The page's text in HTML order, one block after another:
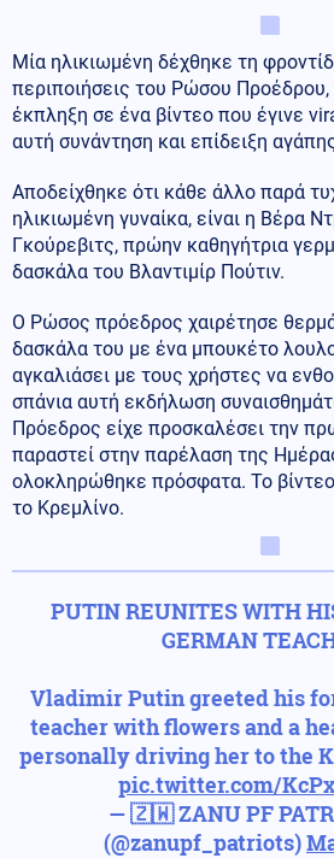
Μία ηλικιωμένη δέχθηκε τη
περιποιήσεις του Ρώσου
έκπληξη σε ένα βίντεο που έγινε
αυτή συνάντηση και επίδειξη
Αποδείχθηκε ότι κάθε άλλο παρά
ηλικιωμένη γυναίκα, είναι η Βέρα
Γκούρεβιτς, πρώην καθηγήτρια
δασκάλα του Βλαντιμίρ Πούτιν.
Ο Ρώσος πρόεδρος χαιρέτησε
δασκάλα του με ένα μπουκέτο
αγκαλιάσει με τους χρήστες να
σπάνια αυτή εκδήλωση
Πρόεδρος είχε προσκαλέσει την
παραστεί στην παρέλαση της
ολοκληρώθηκε πρόσφατα. Το
το Κρεμλίνο.
PUTIN REUNITES WITH
GERMAN
Vladimir Putin greeted his
teacher with flowers and a
personally driving her to the
pic.twitter.com/
— 🇿🇼 ZANU PF
(@zanupf_patriots)